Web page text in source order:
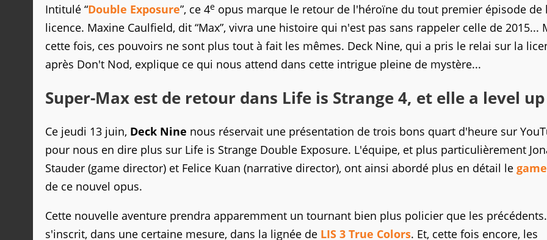
Intitulé “Double Exposure”, ce 4e opus marque le retour de l'héroïne du tout premier épisode de
licence. Maxine Caulfield, dit “Max”, vivra une histoire qui n'est pas sans rappeler celle de 2015...
cette fois, ces pouvoirs ne sont plus tout à fait les mêmes. Deck Nine, qui a pris le relai sur la
après Don't Nod, explique ce qui nous attend dans cette intrigue pleine de mystère...
Super-Max est de retour dans Life is Strange 4, et elle a level up
Ce jeudi 13 juin, Deck Nine nous réservait une présentation de trois bons quart d'heure sur
pour nous en dire plus sur Life is Strange Double Exposure. L'équipe, et plus particulièrement
Stauder (game director) et Felice Kuan (narrative director), ont ainsi abordé plus en détail le
de ce nouvel opus.
Cette nouvelle aventure prendra apparemment un tournant bien plus policier que les
s'inscrit, dans une certaine mesure, dans la lignée de LIS 3 True Colors. Et, cette fois encore, les